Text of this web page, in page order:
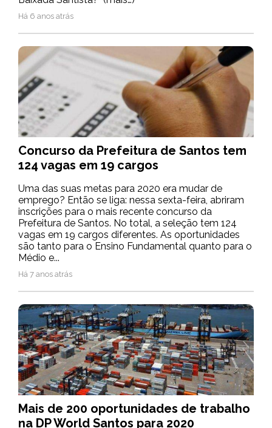
Há 6 anos atrás
Concurso da Prefeitura de Santos tem
124 vagas em 19 cargos
Uma das suas metas para 2020 era mudar de
emprego? Então se liga: nessa sexta-feira, abriram
inscrições para o mais recente concurso da
Prefeitura de Santos. No total, a seleção tem 124
vagas em 19 cargos diferentes. As oportunidades
são tanto para o Ensino Fundamental quanto para o
Médio e...
Há 7 anos atrás
Mais de 200 oportunidades de trabalho
na DP World Santos para 2020